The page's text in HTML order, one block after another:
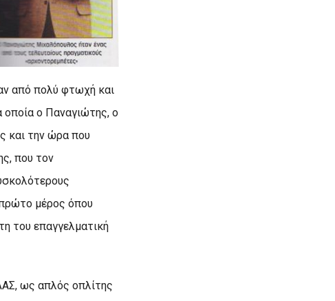
από πολύ φτωχή και
οποία ο Παναγιώτης, ο
και την ώρα που
που τον
μέρος όπου
του επαγγελματική
ως απλός οπλίτης